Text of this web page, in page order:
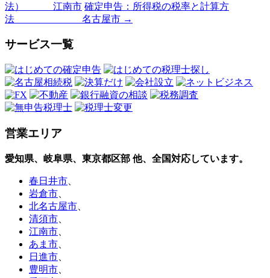
法） 江南市 確定申告：所得税の税率と計算方
法 名古屋市 →
サービス一覧
営業エリア
愛知県、岐阜県、東京都区部 他、全国対応しています。
春日井市
岩倉市
北名古屋市
清須市
江南市
あま市
日進市
豊明市